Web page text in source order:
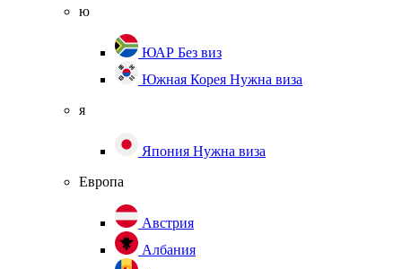
ю
ЮАР Без виз
Южная Корея Нужна виза
я
Япония Нужна виза
Европа
Австрия
Албания